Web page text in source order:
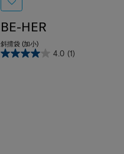
BE-HER
斜揹袋 (加小)
4.0 (1)